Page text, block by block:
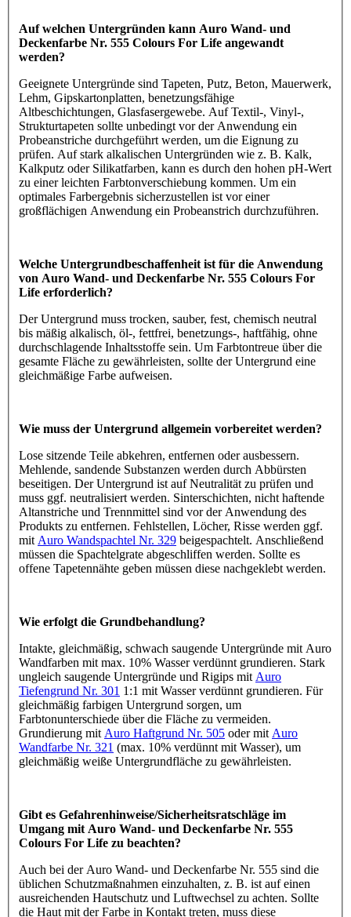
Auf welchen Untergründen kann Auro Wand- und
Deckenfarbe Nr. 555 Colours For Life angewandt
werden?
Geeignete Untergründe sind Tapeten, Putz, Beton, Mauerwerk,
Lehm, Gipskartonplatten, benetzungsfähige
Altbeschichtungen, Glasfasergewebe. Auf Textil-, Vinyl-,
Strukturtapeten sollte unbedingt vor der Anwendung ein
Probeanstriche durchgeführt werden, um die Eignung zu
prüfen. Auf stark alkalischen Untergründen wie z. B. Kalk,
Kalkputz oder Silikatfarben, kann es durch den hohen pH-Wert
zu einer leichten Farbtonverschiebung kommen. Um ein
optimales Farbergebnis sicherzustellen ist vor einer
großflächigen Anwendung ein Probeanstrich durchzuführen.
Welche Untergrundbeschaffenheit ist für die Anwendung
von Auro Wand- und Deckenfarbe Nr. 555 Colours For
Life erforderlich?
Der Untergrund muss trocken, sauber, fest, chemisch neutral
bis mäßig alkalisch, öl-, fettfrei, benetzungs-, haftfähig, ohne
durchschlagende Inhaltsstoffe sein. Um Farbtontreue über die
gesamte Fläche zu gewährleisten, sollte der Untergrund eine
gleichmäßige Farbe aufweisen.
Wie muss der Untergrund allgemein vorbereitet werden?
Lose sitzende Teile abkehren, entfernen oder ausbessern.
Mehlende, sandende Substanzen werden durch Abbürsten
beseitigen. Der Untergrund ist auf Neutralität zu prüfen und
muss ggf. neutralisiert werden. Sinterschichten, nicht haftende
Altanstriche und Trennmittel sind vor der Anwendung des
Produkts zu entfernen. Fehlstellen, Löcher, Risse werden ggf.
mit Auro Wandspachtel Nr. 329 beigespachtelt. Anschließend
müssen die Spachtelgrate abgeschliffen werden. Sollte es
offene Tapetennähte geben müssen diese nachgeklebt werden.
Wie erfolgt die Grundbehandlung?
Intakte, gleichmäßig, schwach saugende Untergründe mit Auro
Wandfarben mit max. 10% Wasser verdünnt grundieren. Stark
ungleich saugende Untergründe und Rigips mit Auro
Tiefengrund Nr. 301 1:1 mit Wasser verdünnt grundieren. Für
gleichmäßig farbigen Untergrund sorgen, um
Farbtonunterschiede über die Fläche zu vermeiden.
Grundierung mit Auro Haftgrund Nr. 505 oder mit Auro
Wandfarbe Nr. 321 (max. 10% verdünnt mit Wasser), um
gleichmäßig weiße Untergrundfläche zu gewährleisten.
Gibt es Gefahrenhinweise/Sicherheitsratschläge im
Umgang mit Auro Wand- und Deckenfarbe Nr. 555
Colours For Life zu beachten?
Auch bei der Auro Wand- und Deckenfarbe Nr. 555 sind die
üblichen Schutzmaßnahmen einzuhalten, z. B. ist auf einen
ausreichenden Hautschutz und Luftwechsel zu achten. Sollte
die Haut mit der Farbe in Kontakt treten, muss diese